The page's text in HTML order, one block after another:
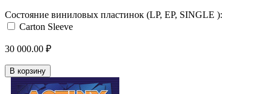
Состояние виниловых пластинок (LP, EP, SINGLE ):
Carton Sleeve
30 000.00 ₽
В корзину